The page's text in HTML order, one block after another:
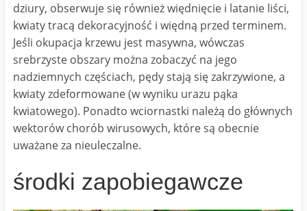
dziury, obserwuje się również więdnięcie i latanie liści,
kwiaty tracą dekoracyjność i więdną przed terminem.
Jeśli okupacja krzewu jest masywna, wówczas
srebrzyste obszary można zobaczyć na jego
nadziemnych częściach, pędy stają się zakrzywione, a
kwiaty zdeformowane (w wyniku urazu pąka
kwiatowego). Ponadto wciornastki należą do głównych
wektorów chorób wirusowych, które są obecnie
uważane za nieuleczalne.
środki zapobiegawcze